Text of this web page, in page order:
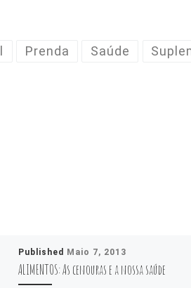
Prenda Saúde
Published Maio 7, 2013
ALIMENTOS: As cenouras e a nossa saúde